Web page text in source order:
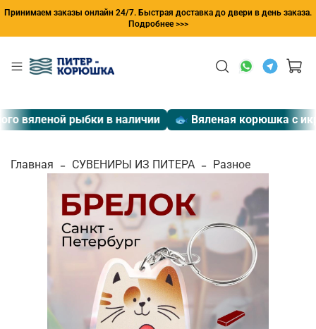
Принимаем заказы онлайн 24/7. Быстрая доставка до двери в день заказа.
Подробнее >>>
вяленой рыбки в наличии 🐟 Вяленая корюшка с
Главная СУВЕНИРЫ ИЗ ПИТЕРА Разное